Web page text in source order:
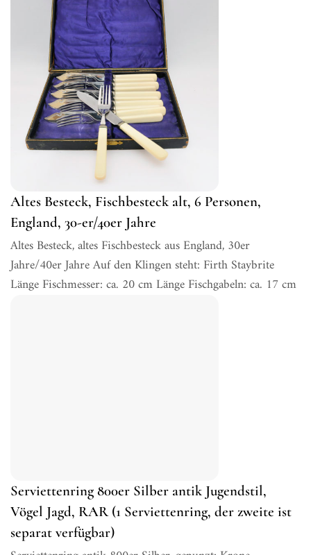
Altes Besteck, Fischbesteck alt, 6 Personen,
England, 30-er/40er Jahre
Altes Besteck, altes Fischbesteck aus England, 30er
Jahre/40er Jahre Auf den Klingen steht: Firth Staybrite
Länge Fischmesser: ca. 20 cm Länge Fischgabeln: ca. 17 cm
Serviettenring 800er Silber antik Jugendstil,
Vögel Jagd, RAR (1 Serviettenring, der zweite ist
separat verfügbar)